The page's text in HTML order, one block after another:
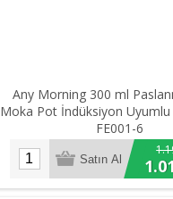
Any Morning 300 ml
Moka Pot İndüksiyon Uyumlu
FE001-6